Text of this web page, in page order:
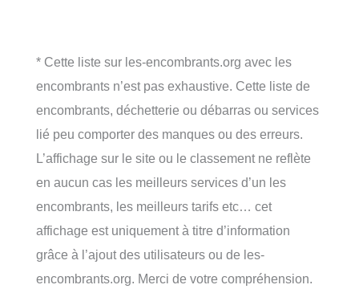
* Cette liste sur les-encombrants.org avec les
encombrants n’est pas exhaustive. Cette liste de
encombrants, déchetterie ou débarras ou services
lié peu comporter des manques ou des erreurs.
L’affichage sur le site ou le classement ne reflète
en aucun cas les meilleurs services d’un les
encombrants, les meilleurs tarifs etc… cet
affichage est uniquement à titre d’information
grâce à l’ajout des utilisateurs ou de les-
encombrants.org. Merci de votre compréhension.